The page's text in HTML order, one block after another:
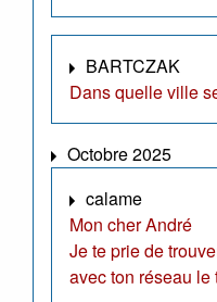
BARTCZAK
Dans quelle ville
Octobre 2025
calame
Mon cher André
Je te prie de
avec ton réseau